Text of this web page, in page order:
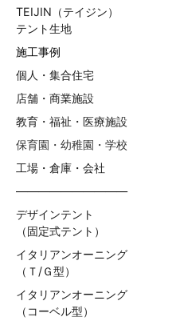
TEIJIN（テイジン）
テント生地
施工事例
個人・集合住宅
店舗・商業施設
教育・福祉・医療施設
保育園・幼稚園・学校
工場・倉庫・会社
——————————
デザインテント
（固定式テント）
イタリアンオーニング
（Ｔ/Ｇ型）
イタリアンオーニング
（コーベル型）